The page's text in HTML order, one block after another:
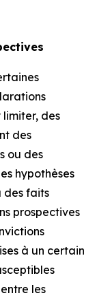
limiter, des
des
ou des
hypothèses
des faits
prospectives
à un certain
les